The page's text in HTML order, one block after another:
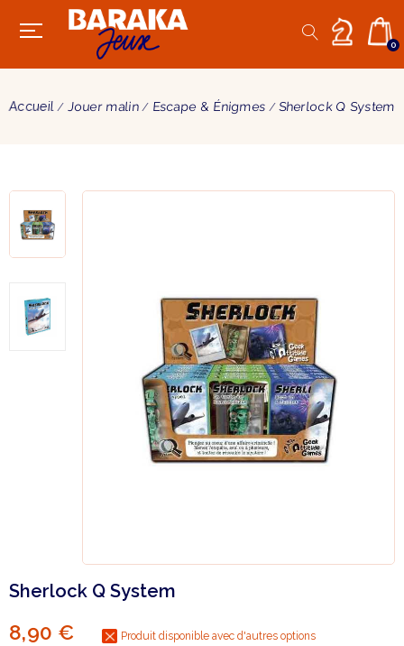
0
Accueil Jouer malin Escape & Énigmes Sherlock Q System
Sherlock Q System
8,90 € Produit disponible avec d'autres options